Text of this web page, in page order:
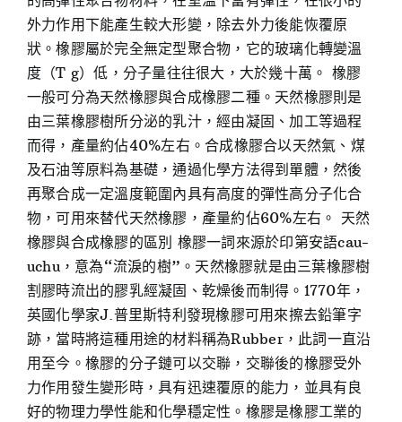
外力作用下能產生較大形變，除去外力後能恢覆原
狀。橡膠屬於完全無定型聚合物，它的玻璃化轉變溫
度（T g）低，分子量往往很大，大於幾十萬。 橡膠
一般可分為天然橡膠與合成橡膠二種。天然橡膠則是
由三葉橡膠樹所分泌的乳汁，經由凝固、加工等過程
而得，產量約佔40%左右。合成橡膠合以天然氣、煤
及石油等原料為基礎，通過化學方法得到單體，然後
再聚合成一定溫度範圍內具有高度的彈性高分子化合
物，可用來替代天然橡膠，產量約佔60%左右。 天然
橡膠與合成橡膠的區別 橡膠一詞來源於印第安語cau-
uchu，意為“流淚的樹”。天然橡膠就是由三葉橡膠樹
割膠時流出的膠乳經凝固、乾燥後而制得。1770年，
英國化學家J.普里斯特利發現橡膠可用來擦去鉛筆字
跡，當時將這種用途的材料稱為Rubber，此詞一直沿
用至今。橡膠的分子鏈可以交聯，交聯後的橡膠受外
力作用發生變形時，具有迅速覆原的能力，並具有良
好的物理力學性能和化學穩定性。橡膠是橡膠工業的